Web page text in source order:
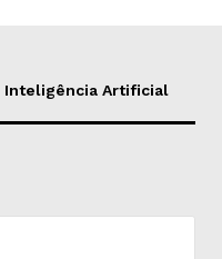
Inteligência Artificial